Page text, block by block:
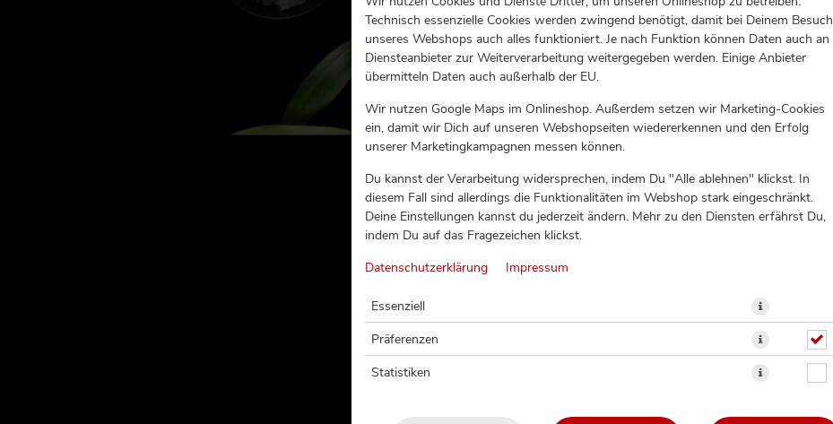
Technisch essenzielle Cookies werden zwingend benötigt, damit bei Deinem Besuch
unseres Webshops auch alles funktioniert. Je nach Funktion können Daten auch an
Diensteanbieter zur Weiterverarbeitung weitergegeben werden. Einige Anbieter
übermitteln Daten auch außerhalb der EU.
Wir nutzen Google Maps im Onlineshop. Außerdem setzen wir Marketing-Cookies
ein, damit wir Dich auf unseren Webshopseiten wiedererkennen und den Erfolg
unserer Marketingkampagnen messen können.
Du kannst der Verarbeitung widersprechen, indem Du "Alle ablehnen" klickst. In
diesem Fall sind allerdings die Funktionalitäten im Webshop stark eingeschränkt.
Deine Einstellungen kannst du jederzeit ändern. Mehr zu den Diensten erfährst Du,
indem Du auf das Fragezeichen klickst.
Datenschutzerklärung Impressum
Essenziell
Präferenzen
Statistiken
GARNELE NIGIRI (113)